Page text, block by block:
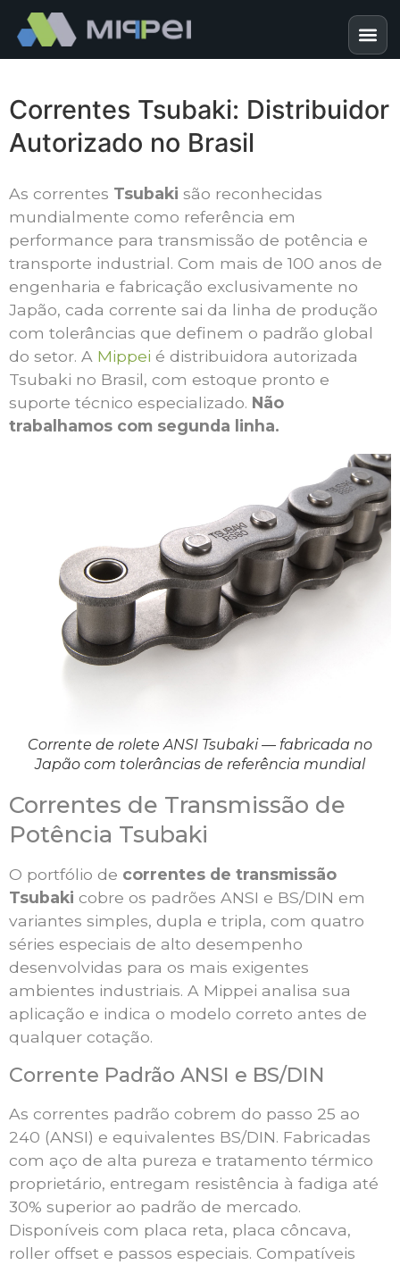
Correntes Tsubaki: Distribuidor
Autorizado no Brasil
As correntes Tsubaki são reconhecidas
mundialmente como referência em
performance para transmissão de potência e
transporte industrial. Com mais de 100 anos de
engenharia e fabricação exclusivamente no
Japão, cada corrente sai da linha de produção
com tolerâncias que definem o padrão global
do setor. A Mippei é distribuidora autorizada
Tsubaki no Brasil, com estoque pronto e
suporte técnico especializado. Não
trabalhamos com segunda linha.
Corrente de rolete ANSI Tsubaki — fabricada no
Japão com tolerâncias de referência mundial
Correntes de Transmissão de
Potência Tsubaki
O portfólio de correntes de transmissão
Tsubaki cobre os padrões ANSI e BS/DIN em
variantes simples, dupla e tripla, com quatro
séries especiais de alto desempenho
desenvolvidas para os mais exigentes
ambientes industriais. A Mippei analisa sua
aplicação e indica o modelo correto antes de
qualquer cotação.
Corrente Padrão ANSI e BS/DIN
As correntes padrão cobrem do passo 25 ao
240 (ANSI) e equivalentes BS/DIN. Fabricadas
com aço de alta pureza e tratamento térmico
proprietário, entregam resistência à fadiga até
30% superior ao padrão de mercado.
Disponíveis com placa reta, placa côncava,
roller offset e passos especiais. Compatíveis